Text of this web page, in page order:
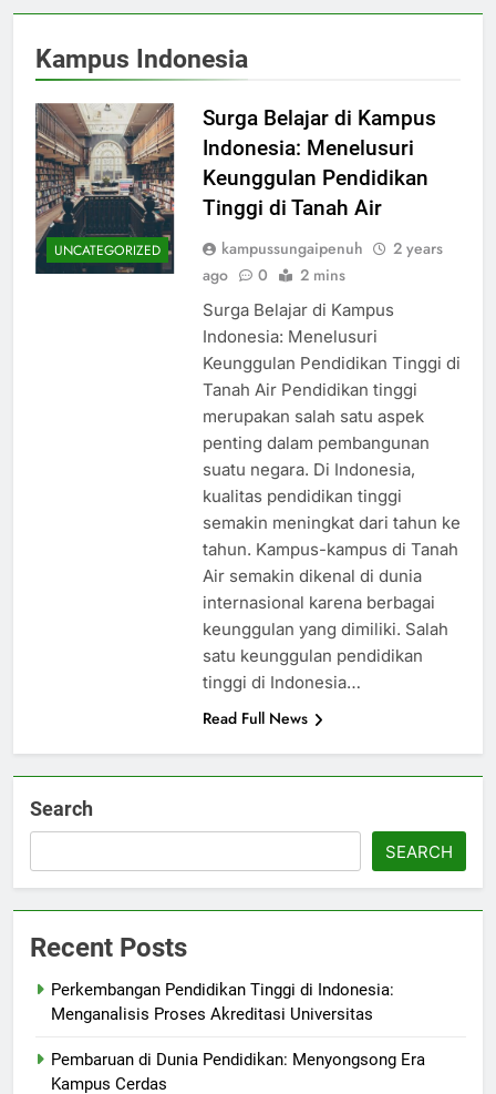
Kampus Indonesia
UNCATEGORIZED
Surga Belajar di Kampus
Indonesia: Menelusuri
Keunggulan Pendidikan
Tinggi di Tanah Air
kampussungaipenuh
2 years
ago
0 2 mins
Surga Belajar di Kampus
Indonesia: Menelusuri
Keunggulan Pendidikan Tinggi di
Tanah Air Pendidikan tinggi
merupakan salah satu aspek
penting dalam pembangunan
suatu negara. Di Indonesia,
kualitas pendidikan tinggi
semakin meningkat dari tahun ke
tahun. Kampus-kampus di Tanah
Air semakin dikenal di dunia
internasional karena berbagai
keunggulan yang dimiliki. Salah
satu keunggulan pendidikan
tinggi di Indonesia…
Read Full News
Search
SEARCH
Recent Posts
Perkembangan Pendidikan Tinggi di Indonesia:
Menganalisis Proses Akreditasi Universitas
Pembaruan di Dunia Pendidikan: Menyongsong Era
Kampus Cerdas